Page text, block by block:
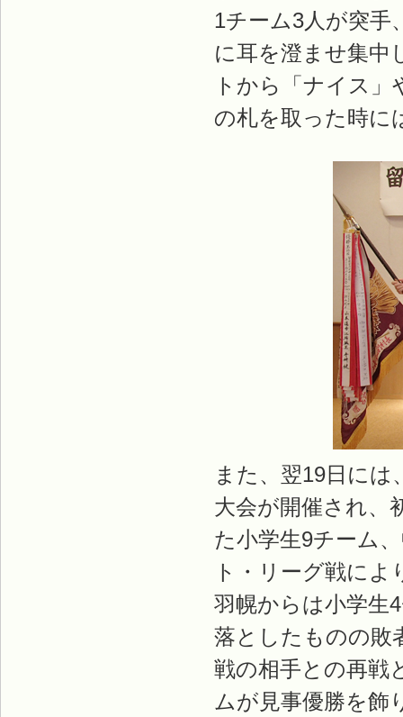
1チーム3人が突手
に耳を澄ませ集中
トから「ナイス
の札を取った時に
また、翌19日に
大会が開催され、
た小学生9チーム
ト・リーグ戦に
羽幌からは小学生
落としたものの敗
戦の相手との再戦
ムが見事優勝を飾